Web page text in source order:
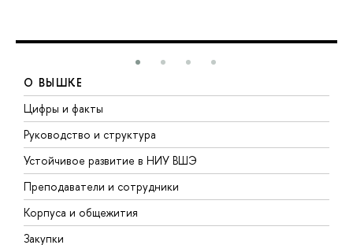
О ВЫШКЕ
Цифры и факты
Руководство и структура
Устойчивое развитие в НИУ ВШЭ
Преподаватели и сотрудники
Корпуса и общежития
Закупки